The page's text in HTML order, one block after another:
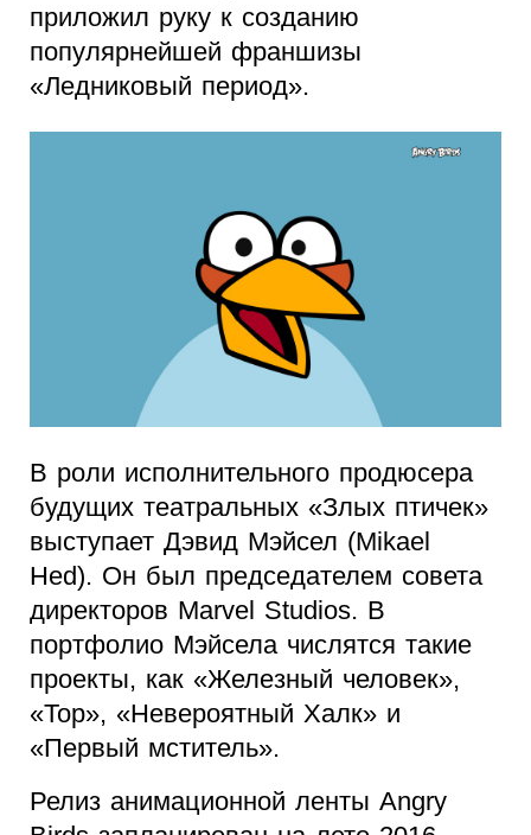
приложил руку к созданию
популярнейшей франшизы
«Ледниковый период».
В роли исполнительного продюсера
будущих театральных «Злых птичек»
выступает Дэвид Мэйсел (Mikael
Hed). Он был председателем совета
директоров Marvel Studios. В
портфолио Мэйсела числятся такие
проекты, как «Железный человек»,
«Тор», «Невероятный Халк» и
«Первый мститель».
Релиз анимационной ленты Angry